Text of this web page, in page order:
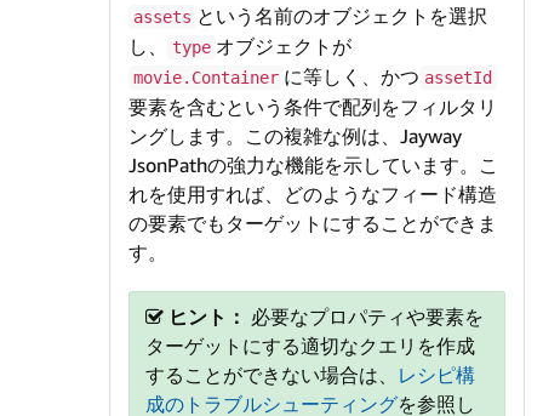
assets という名前のオブジェクトを選択
し、
type オブジェクトが
movie.Container に等しく、かつ assetId
要素を含むという条件で配列をフィルタリ
ングします。この複雑な例は、Jayway
JsonPathの強力な機能を示しています。こ
れを使用すれば、どのようなフィード構造
の要素でもターゲットにすることができま
す。
ヒント： 必要なプロパティや要素を
ターゲットにする適切なクエリを作成
することができない場合は、
レシピ構
成のトラブルシューティングを参照し